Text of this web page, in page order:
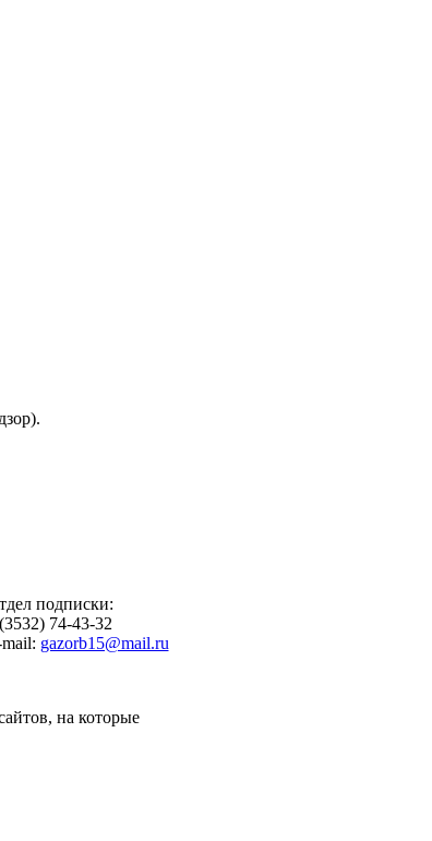
подписки:
74-43-32
gazorb15@mail.ru
на которые